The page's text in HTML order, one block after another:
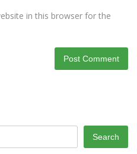
in this browser for the
Search